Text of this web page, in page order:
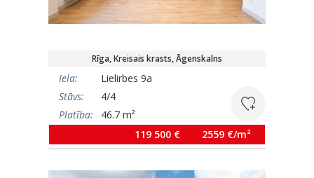
Rīga, Kreisais krasts, Āgenskalns
Iela:
Lielirbes 9a
Stāvs:
4/4
Platība:
46.7 m²
119 500 €
2559 €/m²